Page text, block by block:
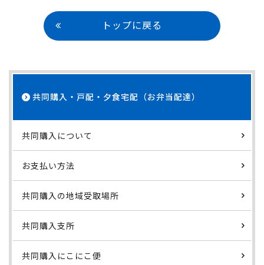
弁当配達）
トップに戻る
共同購入・戸配・夕食宅配（お弁当配達）
共同購入について
お支払い方法
共同購入の地域受取場所
共同購入支所
共同購入にこにこ便